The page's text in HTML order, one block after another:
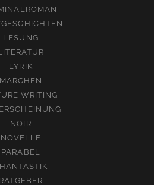
LESUNG
LYRIK
MÄRCHEN
WRITING
NOIR
NOVELLE
PARABEL
RATGEBER